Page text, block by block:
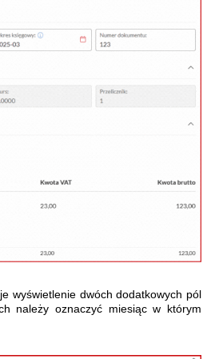
wyświetlenie dwóch dodatkowych pól
należy oznaczyć miesiąc w którym